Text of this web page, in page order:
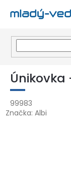
Prejsť
obsah
EUR
Únikovka
99983
Značka: Albi